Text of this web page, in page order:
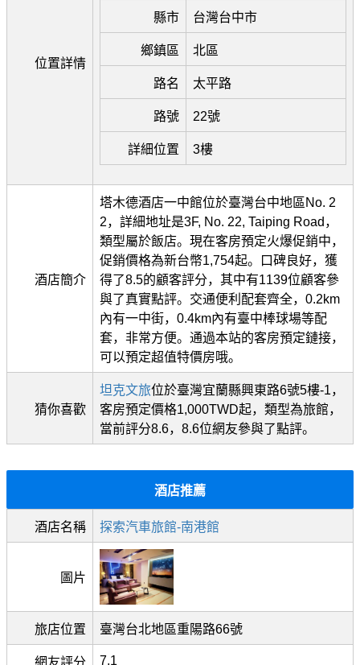
位置詳情
縣市 台灣台中市
鄉鎮區 北區
路名 太平路
路號 22號
詳細位置 3樓
酒店簡介
塔木德酒店一中館位於臺灣台中地區No. 2
2，詳細地址是3F, No. 22, Taiping Road，
類型屬於飯店。現在客房預定火爆促銷中，
促銷價格為新台幣1,754起。口碑良好，獲
得了8.5的顧客評分，其中有1139位顧客參
與了真實點評。交通便利配套齊全，0.2km
內有一中街，0.4km內有臺中棒球場等配
套，非常方便。通過本站的客房預定鏈接，
可以預定超值特價房哦。
猜你喜歡
坦克文旅位於臺灣宜蘭縣興東路6號5樓-1，
客房預定價格1,000TWD起，類型為旅館，
當前評分8.6，8.6位網友參與了點評。
酒店推薦
酒店名稱 探索汽車旅館-南港館
圖片
旅店位置 臺灣台北地區重陽路66號
網友評分 7.1